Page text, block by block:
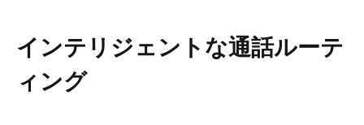
インテリジェントな通話ルーテ
ィング